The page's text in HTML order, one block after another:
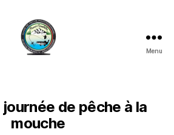
pêche
à
la
Menu
journée de pêche à la
mouche